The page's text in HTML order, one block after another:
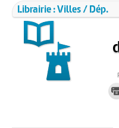
Librairie : Villes / Dép.